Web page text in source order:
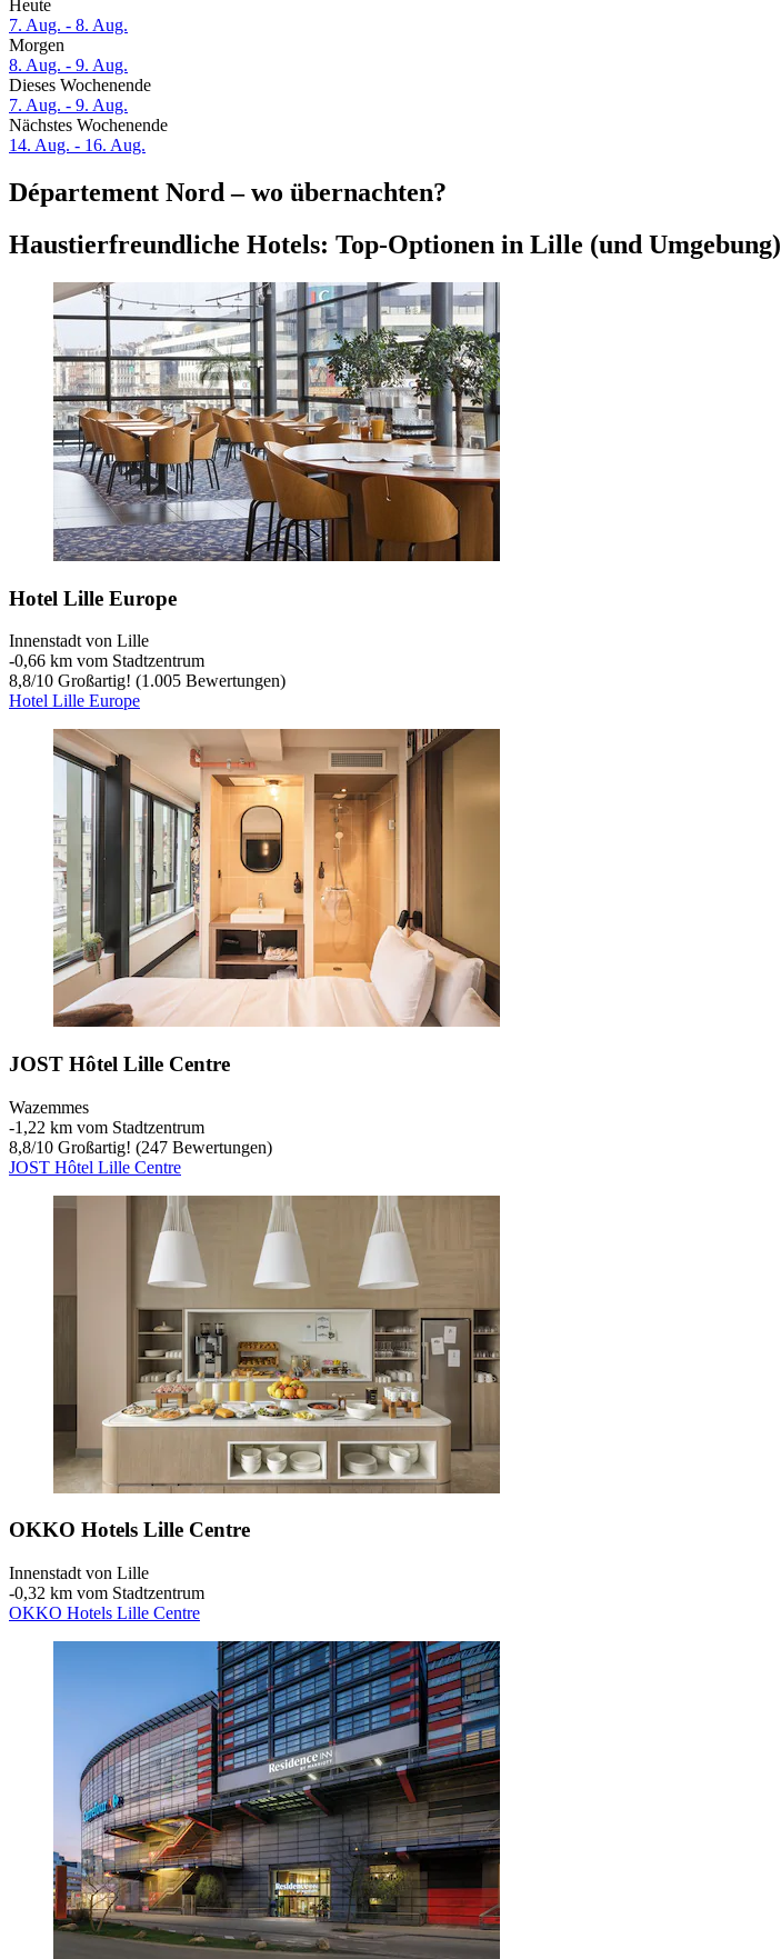
Heute
7. Aug. - 8. Aug.
Morgen
8. Aug. - 9. Aug.
Dieses Wochenende
7. Aug. - 9. Aug.
Nächstes Wochenende
14. Aug. - 16. Aug.
Département Nord – wo übernachten?
Haustierfreundliche Hotels: Top-Optionen in Lille (und Umgebung)
Hotel Lille Europe
Innenstadt von Lille
‐0,66 km vom Stadtzentrum
8,8/10 Großartig! (1.005 Bewertungen)
Hotel Lille Europe
JOST Hôtel Lille Centre
Wazemmes
‐1,22 km vom Stadtzentrum
8,8/10 Großartig! (247 Bewertungen)
JOST Hôtel Lille Centre
OKKO Hotels Lille Centre
Innenstadt von Lille
‐0,32 km vom Stadtzentrum
OKKO Hotels Lille Centre